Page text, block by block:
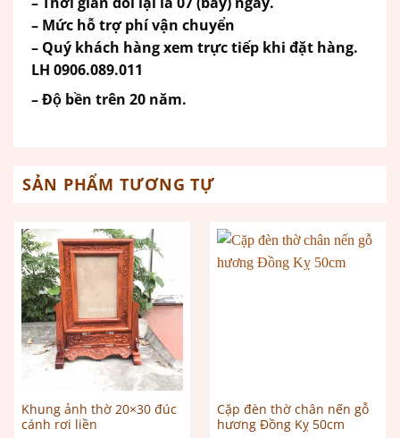
– Mức hỗ trợ phí vận chuyển
– Quý khách hàng xem trực tiếp khi đặt hàng.
LH 0906.089.011
– Độ bền trên 20 năm.
SẢN PHẨM TƯƠNG TỰ
Khung ảnh thờ 20×30 đúc
cánh rơi liền
Cặp đèn thờ chân nến gỗ
hương Đồng Kỵ 50cm